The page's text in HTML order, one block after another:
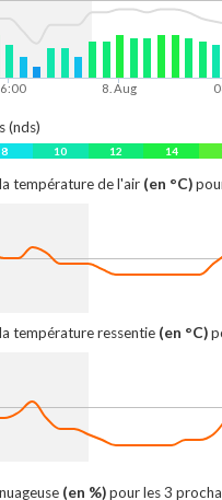
8. Aug
(nds)
8 10 12 14
température de l'air (en °C)
température ressentie (en °C)
(en %)pour les 3